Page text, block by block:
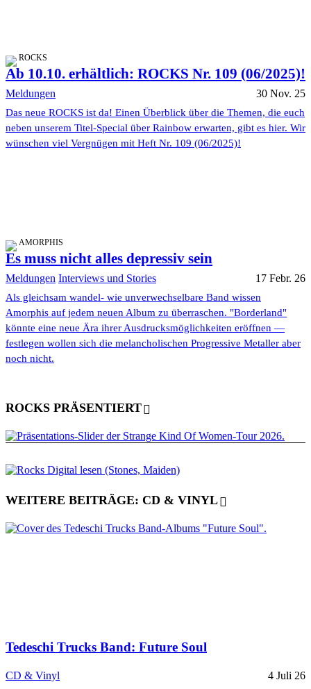
ROCKS
Ab 10.10. erhältlich: ROCKS Nr. 109 (06/2025)!
Meldungen 30 Nov. 25
Das neue ROCKS ist da! Einen Überblick über die Themen, die euch
neben unserem Titel-Special über Rainbow erwarten, gibt es hier. Wir
wünschen viel Vergnügen mit Heft Nr. 109 (06/2025)!
AMORPHIS
Es muss nicht alles depressiv sein
Meldungen Interviews und Stories 17 Febr. 26
Als gleichsam wandel- wie unverwechselbare Band wissen
Amorphis auf jedem neuen Album zu überraschen. "Borderland"
könnte eine neue Ära ihrer Ausdrucksmöglichkeiten eröffnen —
festlegen wollen sich die melancholischen Progressive Metaller aber
noch nicht.
ROCKS PRÄSENTIERT
WEITERE BEITRÄGE: CD & VINYL
Tedeschi Trucks Band: Future Soul
CD & Vinyl 4 Juli 26